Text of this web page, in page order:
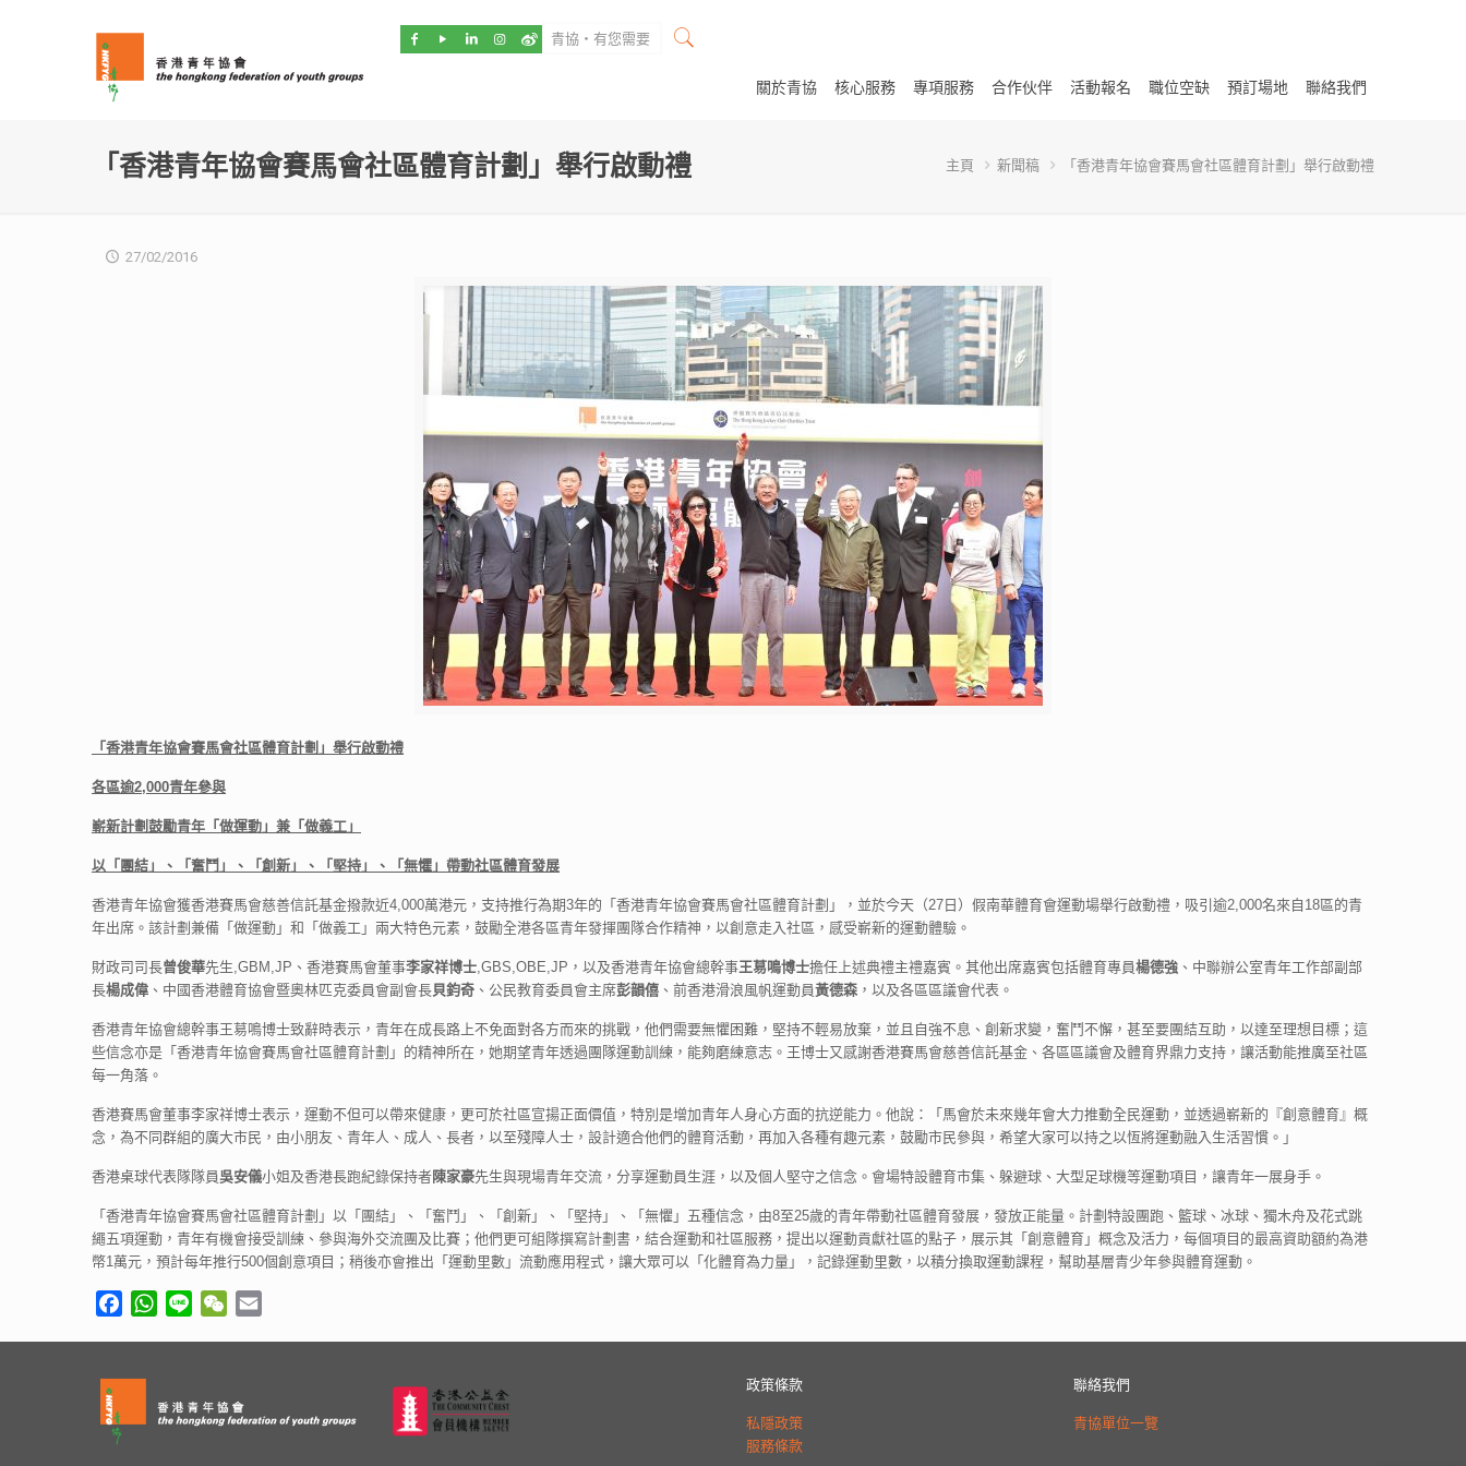
關於青協 核心服務 專項服務 合作伙伴 活動報名 職位空缺 預訂場地 聯絡我們
「香港青年協會賽馬會社區體育計劃」舉行啟動禮 主頁 新聞稿 「香港青年協會賽馬會社區體育計劃」舉行啟動禮
27/02/2016
「香港青年協會賽馬會社區體育計劃」舉行啟動禮
各區逾2,000青年參與
嶄新計劃鼓勵青年「做運動」兼「做義工」
以「團結」、「奮鬥」、「創新」、「堅持」、「無懼」帶動社區體育發展
香港青年協會獲香港賽馬會慈善信託基金撥款近4,000萬港元，支持推行為期3年的「香港青年協會賽馬會社區體育計劃」，並於今天（27日）假南華體育會運動場舉行啟動禮，吸引逾2,000名來自18區的青
年出席。該計劃兼備「做運動」和「做義工」兩大特色元素，鼓勵全港各區青年發揮團隊合作精神，以創意走入社區，感受嶄新的運動體驗。
財政司司長曾俊華先生,GBM,JP、香港賽馬會董事李家祥博士,GBS,OBE,JP，以及香港青年協會總幹事王䓪鳴博士擔任上述典禮主禮嘉賓。其他出席嘉賓包括體育專員楊德強 、中聯辦公室青年工作部副部
長楊成偉 、中國香港體育協會暨奧林匹克委員會副會長貝鈞奇 、公民教育委員會主席彭韻僖 、前香港滑浪風帆運動員黃德森 ，以及各區區議會代表。
香港青年協會總幹事王䓪鳴博士致辭時表示，青年在成長路上不免面對各方而來的挑戰，他們需要無懼困難，堅持不輕易放棄，並且自強不息、創新求變，奮鬥不懈，甚至要團結互助，以達至理想目標；這
些信念亦是「香港青年協會賽馬會社區體育計劃」的精神所在，她期望青年透過團隊運動訓練，能夠磨練意志。王博士又感謝香港賽馬會慈善信託基金、各區區議會及體育界鼎力支持，讓活動能推廣至社區
每一角落。
香港賽馬會董事李家祥博士表示，運動不但可以帶來健康，更可於社區宣揚正面價值，特別是增加青年人身心方面的抗逆能力。他說：「馬會於未來幾年會大力推動全民運動，並透過嶄新的『創意體育』概
念，為不同群組的廣大市民，由小朋友、青年人、成人、長者，以至殘障人士，設計適合他們的體育活動，再加入各種有趣元素，鼓勵市民參與，希望大家可以持之以恆將運動融入生活習慣。」
香港桌球代表隊隊員吳安儀小姐及香港長跑紀錄保持者陳家豪先生與現場青年交流，分享運動員生涯，以及個人堅守之信念。會場特設體育市集、躲避球、大型足球機等運動項目，讓青年一展身手。
「香港青年協會賽馬會社區體育計劃」以「團結」、「奮鬥」、「創新」、「堅持」、「無懼」五種信念，由8至25歲的青年帶動社區體育發展，發放正能量。計劃特設團跑、籃球、冰球、獨木舟及花式跳
繩五項運動，青年有機會接受訓練、參與海外交流團及比賽；他們更可組隊撰寫計劃書，結合運動和社區服務，提出以運動貢獻社區的點子，展示其「創意體育」概念及活力，每個項目的最高資助額約為港
幣1萬元，預計每年推行500個創意項目；稍後亦會推出「運動里數」流動應用程式，讓大眾可以「化體育為力量」，記錄運動里數，以積分換取運動課程，幫助基層青少年參與體育運動。
FacebookWhatsApp
Line WeChat
政策條款
私隱政策
服務條款
聯絡我們
青協單位一覽